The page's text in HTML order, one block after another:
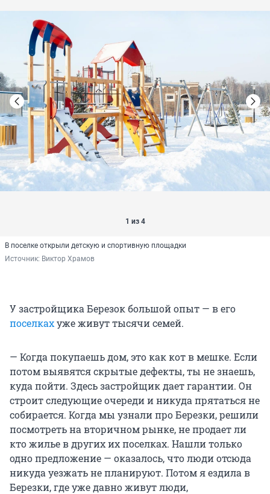
1 из 4
В поселке открыли детскую и спортивную площадки
Источник: Виктор Храмов
У застройщика Березок большой опыт — в его
поселкахуже живут тысячи семей.
— Когда покупаешь дом, это как кот в мешке. Если
потом выявятся скрытые дефекты, ты не знаешь,
куда пойти. Здесь застройщик дает гарантии. Он
строит следующие очереди и никуда прятаться не
собирается. Когда мы узнали про Березки, решили
посмотреть на вторичном рынке, не продает ли
кто жилье в других их поселках. Нашли только
одно предложение — оказалось, что люди отсюда
никуда уезжать не планируют. Потом я ездила в
Березки, где уже давно живут люди,